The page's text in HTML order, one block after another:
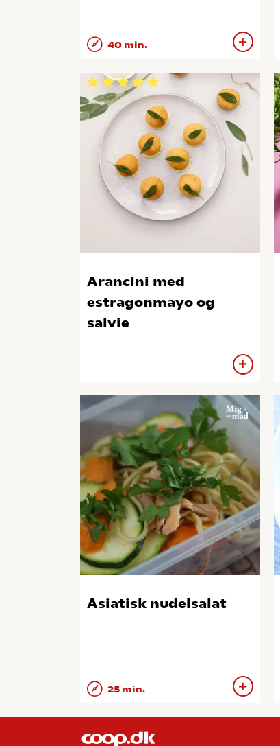
40 min.
Arancini med
estragonmayo og
salvie
Asiatisk nudelsalat
25 min.